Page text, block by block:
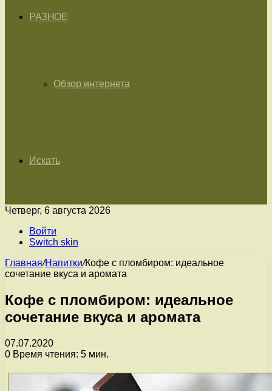
РАЗНОЕ
Обзор интернета
Искать
Четверг, 6 августа 2026
Войти
Switch skin
Главная/Напитки/Кофе с пломбиром: идеальное
сочетание вкуса и аромата
Кофе с пломбиром: идеальное
сочетание вкуса и аромата
07.07.2020
0 Время чтения: 5 мин.